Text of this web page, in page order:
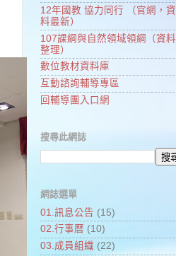
12年國教 協力同行 （官網，資
料最新）
107課綱與自然領域領綱（資料
整理）
數位教材資料庫
互動諮詢輔導專區
回輔導團入口網
搜尋此網誌
網誌選單
01.訊息公告 (15)
02.行事曆 (10)
03.成員組織 (22)